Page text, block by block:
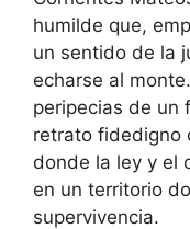
humilde que,
un sentido de la
echarse al
peripecias de un
retrato fidedigno
donde la ley y el
en un territorio
supervivencia.